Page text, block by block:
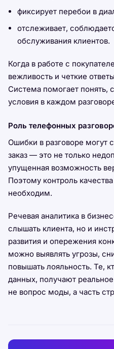
фиксирует перебои в
отслеживает,
обслуживания клиентов.
Когда в работе с
вежливость и четкие
Система помогает понять,
условия в каждом
Роль телефонных
Ошибки в разговоре могут
заказ — это не только
упущенная возможность
Поэтому контроль
необходим.
Речевая аналитика в
слышать клиента, но и
развития и опережения
можно выявлять угрозы,
повышать лояльность. Те,
данных, получают
не вопрос моды, а часть